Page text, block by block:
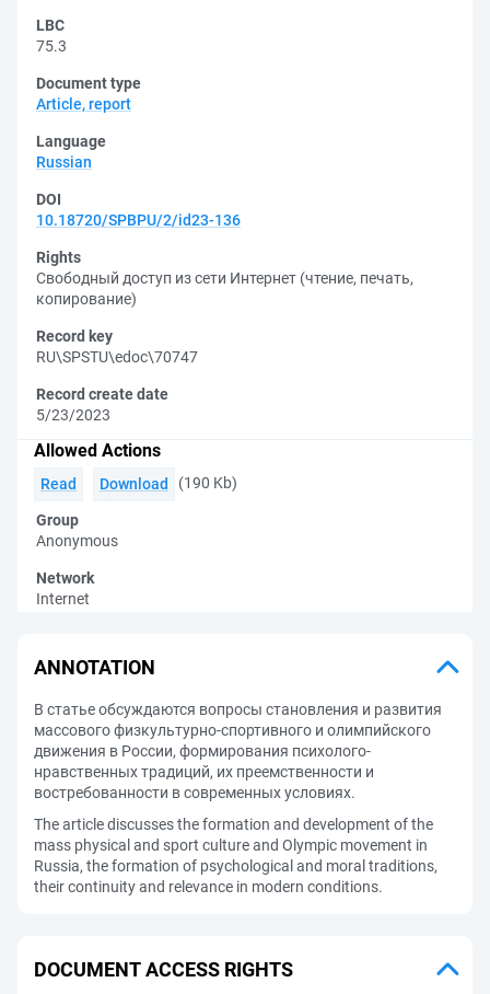
LBC
75.3
Document type
Article, report
Language
Russian
DOI
10.18720/SPBPU/2/id23-136
Rights
Свободный доступ из сети Интернет (чтение, печать,
копирование)
Record key
RU\SPSTU\edoc\70747
Record create date
5/23/2023
Allowed Actions
Read Download (190 Kb)
Group
Anonymous
Network
Internet
ANNOTATION
В статье обсуждаются вопросы становления и развития
массового физкультурно-спортивного и олимпийского
движения в России, формирования психолого-
нравственных традиций, их преемственности и
востребованности в современных условиях.
The article discusses the formation and development of the
mass physical and sport culture and Olympic movement in
Russia, the formation of psychological and moral traditions,
their continuity and relevance in modern conditions.
DOCUMENT ACCESS RIGHTS